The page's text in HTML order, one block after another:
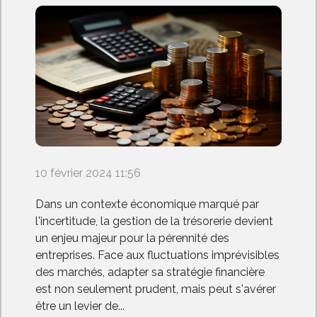
10 février 2024 11:56
Dans un contexte économique marqué par
l'incertitude, la gestion de la trésorerie devient
un enjeu majeur pour la pérennité des
entreprises. Face aux fluctuations imprévisibles
des marchés, adapter sa stratégie financière
est non seulement prudent, mais peut s'avérer
être un levier de...